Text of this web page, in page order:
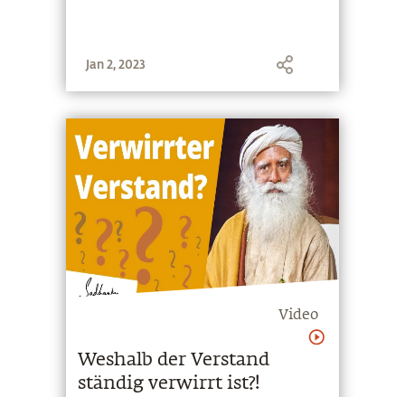
Jan 2, 2023
Video
Weshalb der Verstand
ständig verwirrt ist?!